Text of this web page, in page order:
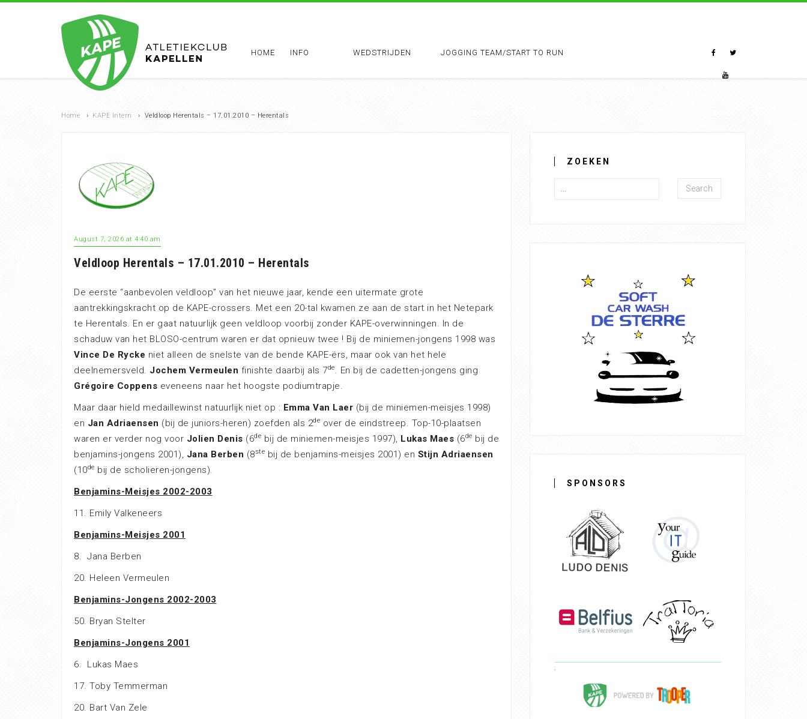
HOME INFO WEDSTRIJDEN JOGGING TEAM/START TO RUN
Home › KAPE Intern › Veldloop Herentals – 17.01.2010 – Herentals
August 7, 2026 at 4:40 am
Veldloop Herentals – 17.01.2010 – Herentals
De eerste “aanbevolen veldloop” van het nieuwe jaar, kende een uitermate grote
aantrekkingskracht op de KAPE-crossers. Met een 20-tal kwamen ze aan de start in het Netepark
te Herentals. En er gaat natuurlijk geen veldloop voorbij zonder KAPE-overwinningen. In de
schaduw van het BLOSO-centrum waren er dat opnieuw twee ! Bij de miniemen-jongens 1998 was
Vince De Rycke niet alleen de snelste van de bende KAPE-ërs, maar ook van het hele
deelnemersveld. Jochem Vermeulen finishte daarbij als 7de. En bij de cadetten-jongens ging
Grégoire Coppens eveneens naar het hoogste podiumtrapje.
Maar daar hield medaillewinst natuurlijk niet op : Emma Van Laer (bij de miniemen-meisjes 1998)
en Jan Adriaensen (bij de juniors-heren) zoefden als 2de over de eindstreep. Top-10-plaatsen
waren er verder nog voor Jolien Denis (6de bij de miniemen-meisjes 1997), Lukas Maes (6de bij de
benjamins-jongens 2001), Jana Berben (8ste bij de benjamins-meisjes 2001) en Stijn Adriaensen
(10de bij de scholieren-jongens).
Benjamins-Meisjes 2002-2003
11. Emily Valkeneers
Benjamins-Meisjes 2001
8. Jana Berben
20. Heleen Vermeulen
Benjamins-Jongens 2002-2003
50. Bryan Stelter
Benjamins-Jongens 2001
6. Lukas Maes
17. Toby Temmerman
20. Bart Van Zele
ZOEKEN
Search
SPONSORS